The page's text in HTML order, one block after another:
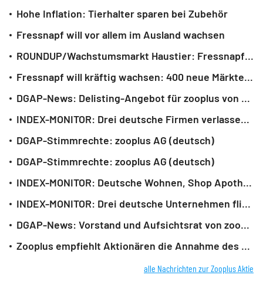
Hohe Inflation: Tierhalter sparen bei Zubehör
Fressnapf will vor allem im Ausland wachsen
ROUNDUP/Wachstumsmarkt Haustier: Fressnapf und Co. boomen in der Pandemie
Fressnapf will kräftig wachsen: 400 neue Märkte geplant
DGAP-News: Delisting-Angebot für zooplus von Hellman & Friedman mit EQT als Partner endet am 12. Januar 2022 (deutsch)
INDEX-MONITOR: Drei deutsche Firmen verlassen den Stoxx Europe 600
DGAP-Stimmrechte: zooplus AG (deutsch)
DGAP-Stimmrechte: zooplus AG (deutsch)
INDEX-MONITOR: Deutsche Wohnen, Shop Apotheke im MDax - Vitesco im SDax erwartet
INDEX-MONITOR: Drei deutsche Unternehmen fliegen aus dem Stoxx Europe 600
DGAP-News: Vorstand und Aufsichtsrat von zooplus empfehlen Aktionären die Annahme des Delisting-Angebots von Hellman & Friedman mit Unterstützung von EQT zu 480 Euro pro Aktie (deutsch)
Zooplus empfiehlt Aktionären die Annahme des Delisting-Angebots
alle Nachrichten zur Zooplus Aktie